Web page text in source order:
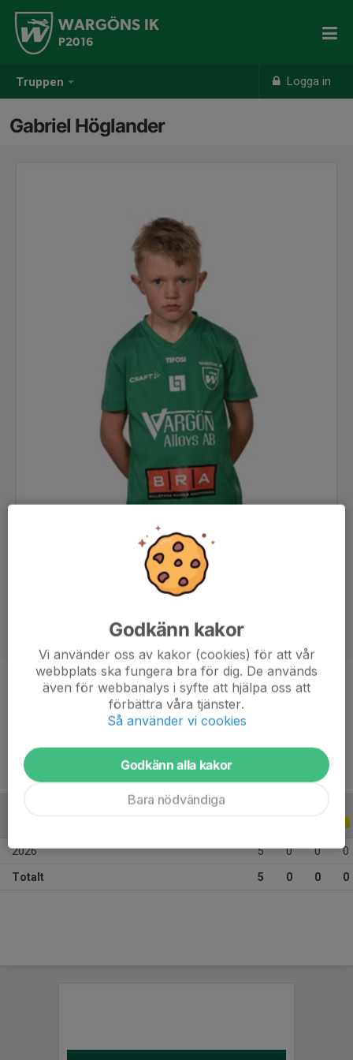
Truppen Logga in
WARGÖNS IK
P2016
Gabriel Höglander
Position
-
9 år
2026 5 0 0 0
Totalt 5 0 0 0
Godkänn kakor
Vi använder oss av kakor (cookies) för att vår
webbplats ska fungera bra för dig. De används
även för webbanalys i syfte att hjälpa oss att
förbättra våra tjänster.
Så använder vi cookies
Godkänn alla kakor
Bara nödvändiga